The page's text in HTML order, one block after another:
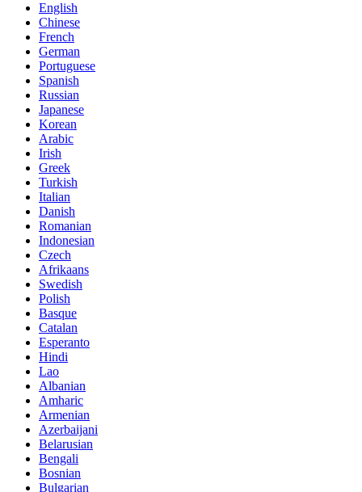
English
Chinese
French
German
Portuguese
Spanish
Russian
Japanese
Korean
Arabic
Irish
Greek
Turkish
Italian
Danish
Romanian
Indonesian
Czech
Afrikaans
Swedish
Polish
Basque
Catalan
Esperanto
Hindi
Lao
Albanian
Amharic
Armenian
Azerbaijani
Belarusian
Bengali
Bosnian
Bulgarian